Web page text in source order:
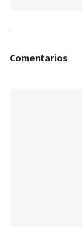
Comentarios